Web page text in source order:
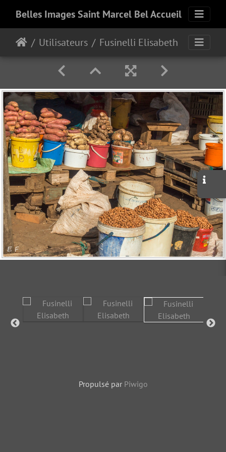
Belles Images Saint Marcel Bel Accueil
Utilisateurs Fusinelli Elisabeth
Propulsé par Piwigo